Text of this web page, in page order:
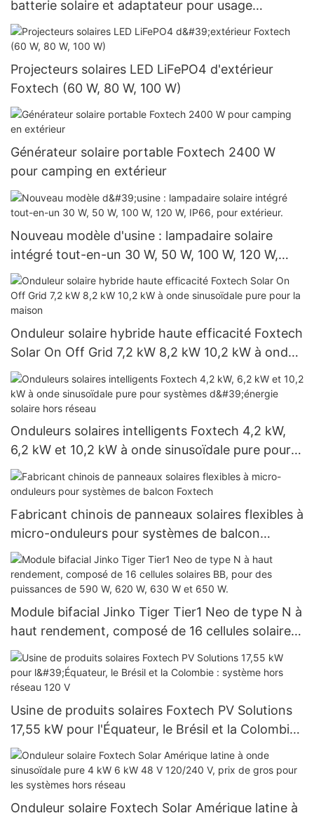
batterie solaire et adaptateur pour usage
domestique - Prix usine - Foxtech Solar
Projecteurs solaires LED LiFePO4 d'extérieur
Foxtech (60 W, 80 W, 100 W)
Générateur solaire portable Foxtech 2400 W
pour camping en extérieur
Nouveau modèle d'usine : lampadaire solaire
intégré tout-en-un 30 W, 50 W, 100 W, 120 W,
IP66, pour extérieur.
Onduleur solaire hybride haute efficacité Foxtech
Solar On Off Grid 7,2 kW 8,2 kW 10,2 kW à onde
sinusoïdale pure pour la maison
Onduleurs solaires intelligents Foxtech 4,2 kW,
6,2 kW et 10,2 kW à onde sinusoïdale pure pour
systèmes d'énergie solaire hors réseau
Fabricant chinois de panneaux solaires flexibles à
micro-onduleurs pour systèmes de balcon
Foxtech
Module bifacial Jinko Tiger Tier1 Neo de type N à
haut rendement, composé de 16 cellules solaires
BB, pour des puissances de 590 W, 620 W, 630 W
et 650 W.
Usine de produits solaires Foxtech PV Solutions
17,55 kW pour l'Équateur, le Brésil et la Colombie :
système hors réseau 120 V
Onduleur solaire Foxtech Solar Amérique latine à